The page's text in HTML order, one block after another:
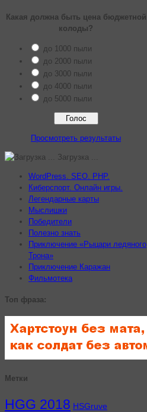
Какая должна быть цена бюджетной
колоды?
до 1000 пыли
до 2000 пыли
до 3000 пыли
до 4000 пыли
до 5000 пыли
Просмотреть результаты
Загрузка ...
WordPress. SEO. PHP.
Киберспорт. Онлайн игры.
Легендарные карты
Мыслишки
Победители
Полезно знать
Приключение «Рыцари ледяного
Трона»
Приключение Каражан
Фильмотека
Топ фраза:
Метки
HGG 2018 HSGruve